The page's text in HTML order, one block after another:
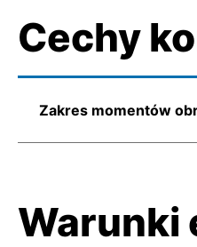
Cechy
Zakres momentów
Warunki